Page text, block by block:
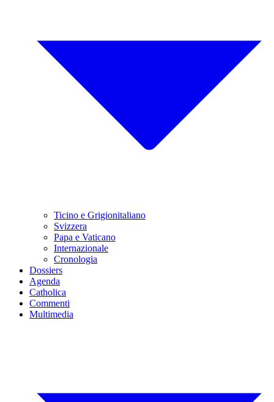
Ticino e Grigionitaliano
Svizzera
Papa e Vaticano
Internazionale
Cronologia
Dossiers
Agenda
Catholica
Commenti
Multimedia